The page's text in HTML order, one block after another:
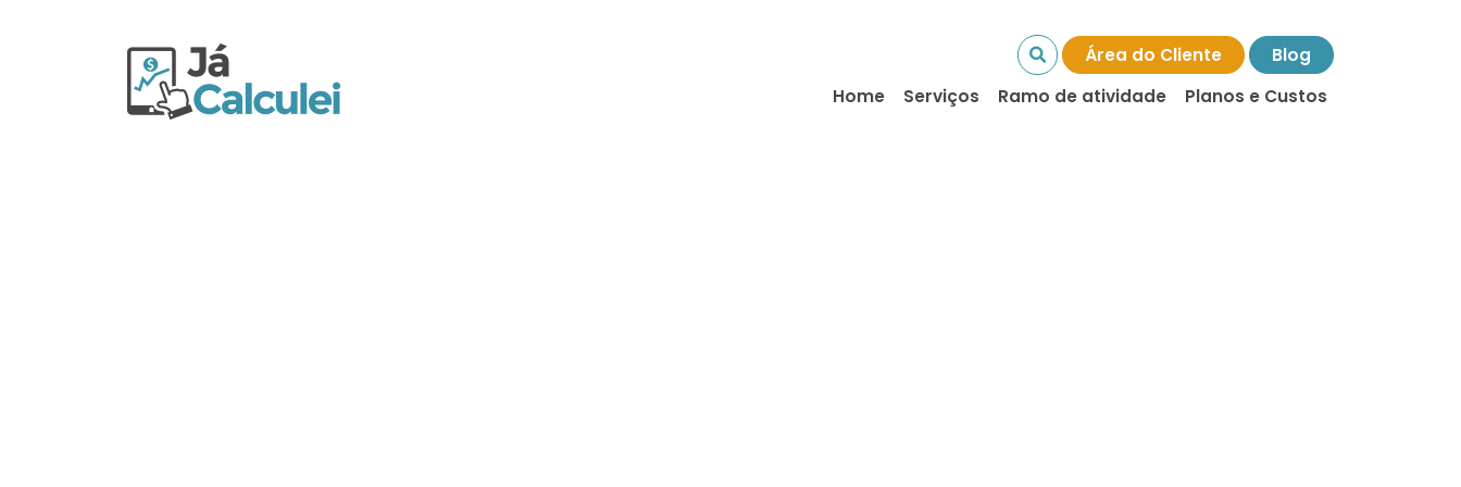
Área do Cliente
Blog
Home
Serviços Ramo de atividade Planos e Custos